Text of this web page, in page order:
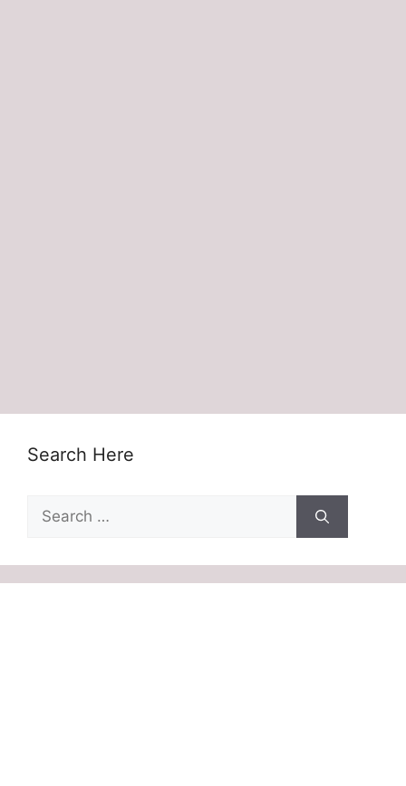
Search Here
Search
for: